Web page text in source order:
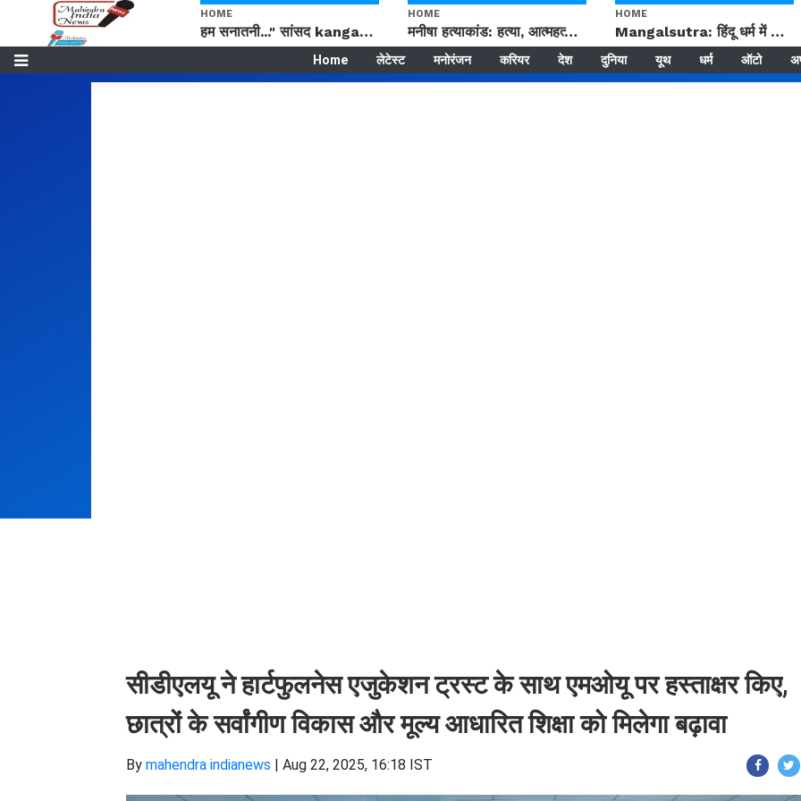
HOME
हम सनातनी..." सांसद kangana Ranaut से क्या बोली लड़की? Viral Jantar-Mantar | CJP protest
HOME
मनीषा हत्याकांड: हत्या, आत्महत्या या कोई बड़ा राज? | Full Story | Josh Haryana
HOME
Mangalsutra: हिंदू धर्म में शादी के बाद मंगलसूत्र क्यों पहनती है महिलाएं, किसने शुरु की ये परंपरा
Home लेटेस्ट मनोरंजन करियर देश दुनिया यूथ धर्म ऑटो
सीडीएलयू ने हार्टफुलनेस एजुकेशन ट्रस्ट के साथ एमओयू पर हस्ताक्षर किए,
छात्रों के सर्वांगीण विकास और मूल्य आधारित शिक्षा को मिलेगा बढ़ावा
By mahendra indianews | Aug 22, 2025, 16:18 IST